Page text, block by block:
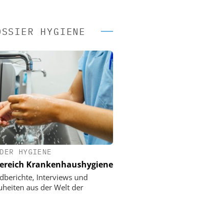
HYGIENE
HYGIENE
Krankenhaushygiene
Interviews und
aus der Welt der